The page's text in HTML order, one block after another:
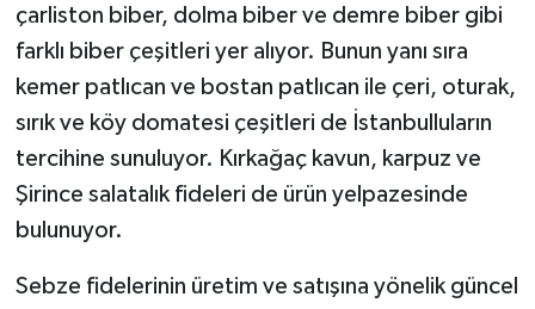
çarliston biber, dolma biber ve demre biber gibi
farklı biber çeşitleri yer alıyor. Bunun yanı sıra
kemer patlıcan ve bostan patlıcan ile çeri, oturak,
sırık ve köy domatesi çeşitleri de İstanbulluların
tercihine sunuluyor. Kırkağaç kavun, karpuz ve
Şirince salatalık fideleri de ürün yelpazesinde
bulunuyor.
Sebze fidelerinin üretim ve satışına yönelik güncel